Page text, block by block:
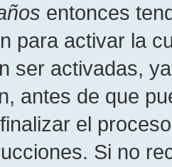
entonces
para activar la
ser activadas,
antes de que
el
Si no